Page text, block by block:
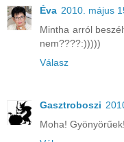
Éva 2010. május
Mintha arról
nem????:)))))
Válasz
Gasztroboszi
Moha!